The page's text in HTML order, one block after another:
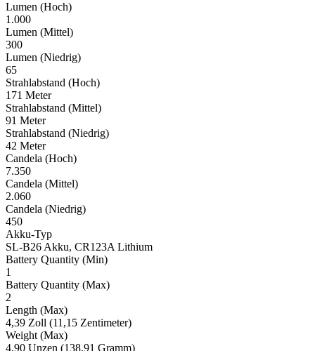
Lumen (Hoch)
1.000
Lumen (Mittel)
300
Lumen (Niedrig)
65
Strahlabstand (Hoch)
171 Meter
Strahlabstand (Mittel)
91 Meter
Strahlabstand (Niedrig)
42 Meter
Candela (Hoch)
7.350
Candela (Mittel)
2.060
Candela (Niedrig)
450
Akku-Typ
SL-B26 Akku, CR123A Lithium
Battery Quantity (Min)
1
Battery Quantity (Max)
2
Length (Max)
4,39 Zoll (11,15 Zentimeter)
Weight (Max)
4,90 Unzen (138,91 Gramm)